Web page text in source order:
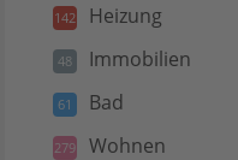
142 Heizung
48 Immobilien
61 Bad
279 Wohnen